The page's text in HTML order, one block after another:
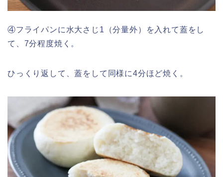
④フライパンに水大さじ1（分量外）を入れて蓋をし
て、7分程度焼く。
ひっくり返して、蓋をして同様に4分ほど焼く。